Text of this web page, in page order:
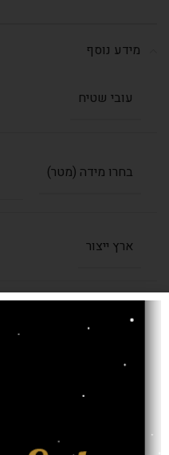
מידע נוסף
עובי שטיח
בחרו מידה (מטר)
ארץ ייצור
חומר